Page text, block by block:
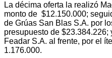
La décima oferta la realizó
monto de $12.150.000;
de Grúas San Blas S.A. por
presupuesto de $23.384.226;
Feadar S.A. al frente, por el
1.176.000.